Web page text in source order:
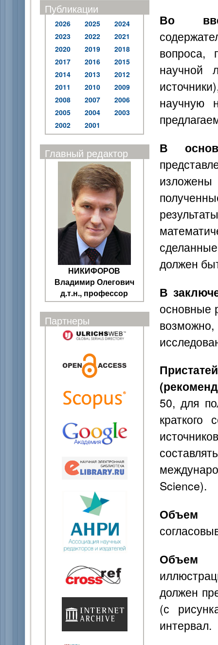
Публикации
2026 2025
2024
2023
2022
2021
2020
2019
2018
2017
2016
2015
2014
2013
2012
2011
2010
2009
2008
2007
2006
2005
2004
2003
2002
2001
Главный редактор
НИКИФОРОВ
Владимир Олегович
д.т.н., профессор
Партнеры
Во
вопроса,
научной
научную
В
изложены
должен
В
основные
50, для
Science).
Объем
Объем
должен
(с
интервал.